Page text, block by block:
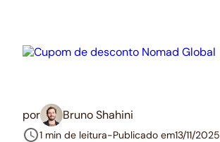
por Bruno Shahini
1 min de leitura-Publicado em13/11/2025